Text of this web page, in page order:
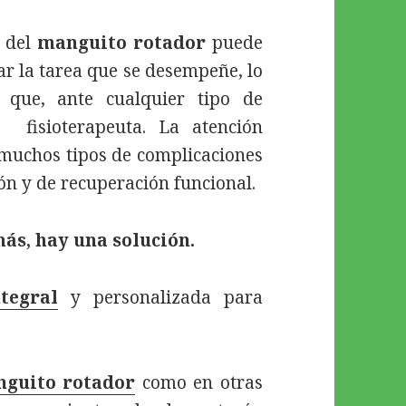
del manguito rotadorpuede
la tarea que se desempeñe, lo
que, ante cualquier tipo de
fisioterapeuta. La atención
tipos de complicaciones
y de recuperación funcional.
hay una solución.
y personalizada para
rotador como en otras